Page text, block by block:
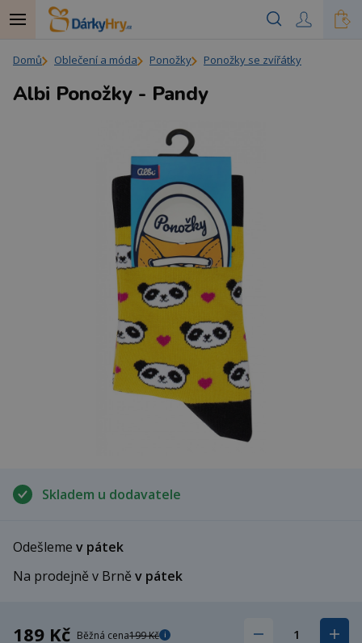
Domů Oblečení a móda Ponožky Ponožky se zvířátky
Skladem u dodavatele
Odešleme v pátek
Na prodejně v Brně v pátek
189 Kč Běžná cena199 Kč i
Albi Ponožky - Pandy